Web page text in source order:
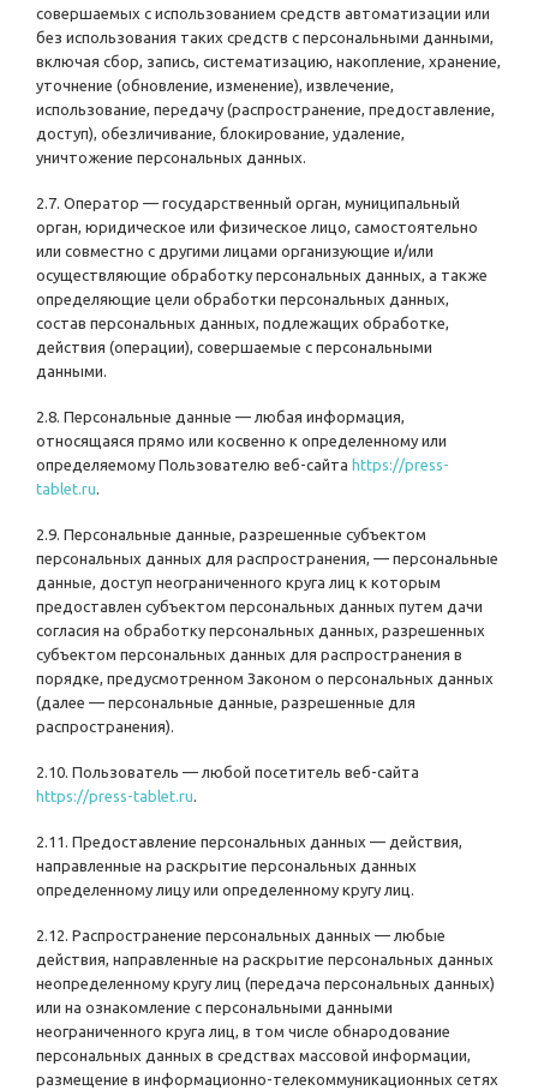
совершаемых с использованием средств автоматизации или
без использования таких средств с персональными данными,
включая сбор, запись, систематизацию, накопление, хранение,
уточнение (обновление, изменение), извлечение,
использование, передачу (распространение, предоставление,
доступ), обезличивание, блокирование, удаление,
уничтожение персональных данных.
2.7. Оператор — государственный орган, муниципальный
орган, юридическое или физическое лицо, самостоятельно
или совместно с другими лицами организующие и/или
осуществляющие обработку персональных данных, а также
определяющие цели обработки персональных данных,
состав персональных данных, подлежащих обработке,
действия (операции), совершаемые с персональными
данными.
2.8. Персональные данные — любая информация,
относящаяся прямо или косвенно к определенному или
определяемому Пользователю веб-сайта https://press-
tablet.ru.
2.9. Персональные данные, разрешенные субъектом
персональных данных для распространения, — персональные
данные, доступ неограниченного круга лиц к которым
предоставлен субъектом персональных данных путем дачи
согласия на обработку персональных данных, разрешенных
субъектом персональных данных для распространения в
порядке, предусмотренном Законом о персональных данных
(далее — персональные данные, разрешенные для
распространения).
2.10. Пользователь — любой посетитель веб-сайта
https://press-tablet.ru.
2.11. Предоставление персональных данных — действия,
направленные на раскрытие персональных данных
определенному лицу или определенному кругу лиц.
2.12. Распространение персональных данных — любые
действия, направленные на раскрытие персональных данных
неопределенному кругу лиц (передача персональных данных)
или на ознакомление с персональными данными
неограниченного круга лиц, в том числе обнародование
персональных данных в средствах массовой информации,
размещение в информационно-телекоммуникационных сетях